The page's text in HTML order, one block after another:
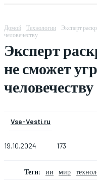
Домой Технологии
Эксперт
человечеству
Эксперт
не сможет
человечеству
Vse-Vesti.ru
19.10.2024 173
Теги: ии мир